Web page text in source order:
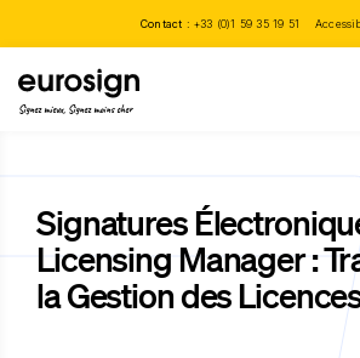
Contact : +33 (0)1 59 35 19 51
Signez mieux, Signez moins cher
Signatures
Licensing Manager :
la Gestion des